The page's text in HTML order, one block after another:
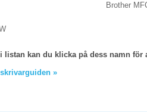
Brother
listan kan du klicka på dess namn för
»